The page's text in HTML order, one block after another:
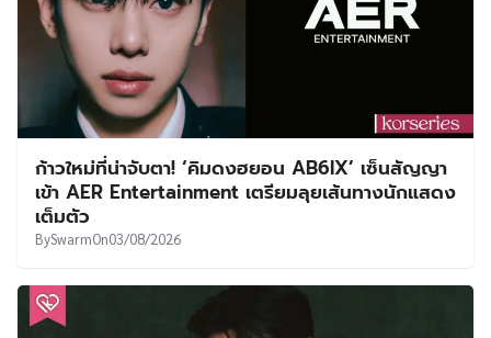
ก้าวใหม่ที่น่าจับตา! ‘คิมดงฮยอน AB6IX’ เซ็นสัญญา
เข้า AER Entertainment เตรียมลุยเส้นทางนักแสดง
เต็มตัว
BySwarmOn03/08/2026